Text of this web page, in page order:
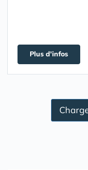
Plus d'infos